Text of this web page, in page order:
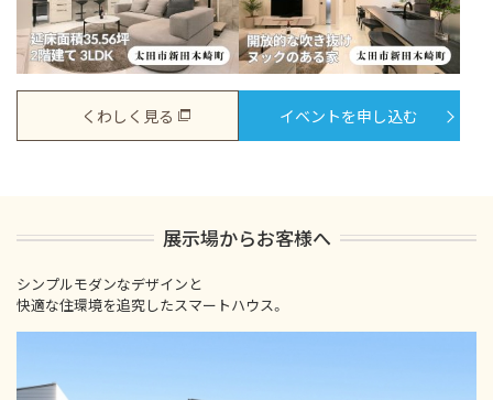
くわしく見る イベントを申し込む
展示場からお客様へ
シンプルモダンなデザインと
快適な住環境を追究したスマートハウス。